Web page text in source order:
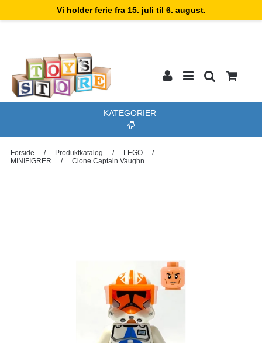
Vi holder ferie fra 15. juli til 6. august.
KATEGORIER
Forside / Produktkatalog / LEGO
/
MINIFIGRER
/ Clone Captain Vaughn